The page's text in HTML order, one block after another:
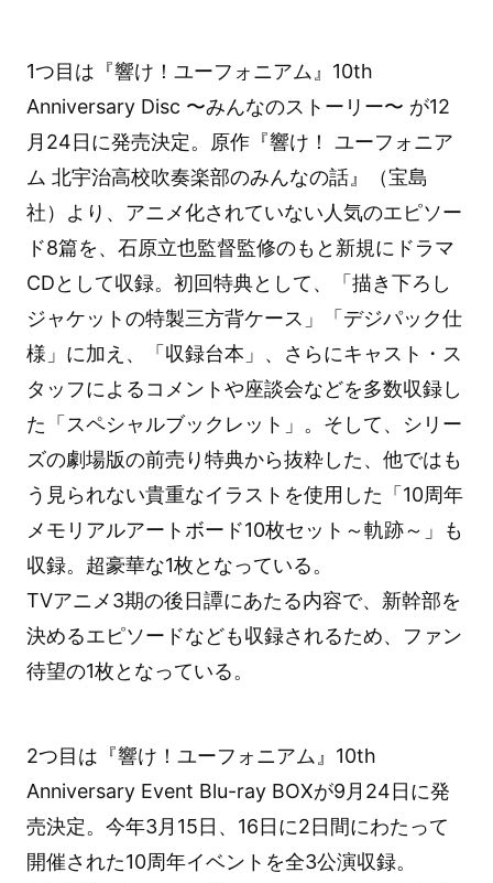
1つ目は『響け！ユーフォニアム』10th
Anniversary Disc 〜みんなのストーリー〜 が12
月24日に発売決定。原作『響け！ ユーフォニア
ム 北宇治高校吹奏楽部のみんなの話』（宝島
社）より、アニメ化されていない人気のエピソー
ド8篇を、石原立也監督監修のもと新規にドラマ
CDとして収録。初回特典として、「描き下ろし
ジャケットの特製三方背ケース」「デジパック仕
様」に加え、「収録台本」、さらにキャスト・ス
タッフによるコメントや座談会などを多数収録し
た「スペシャルブックレット」。そして、シリー
ズの劇場版の前売り特典から抜粋した、他ではも
う見られない貴重なイラストを使用した「10周年
メモリアルアートボード10枚セット～軌跡～」も
収録。超豪華な1枚となっている。
TVアニメ3期の後日譚にあたる内容で、新幹部を
決めるエピソードなども収録されるため、ファン
待望の1枚となっている。
2つ目は『響け！ユーフォニアム』10th
Anniversary Event Blu-ray BOXが9月24日に発
売決定。今年3月15日、16日に2日間にわたって
開催された10周年イベントを全3公演収録。